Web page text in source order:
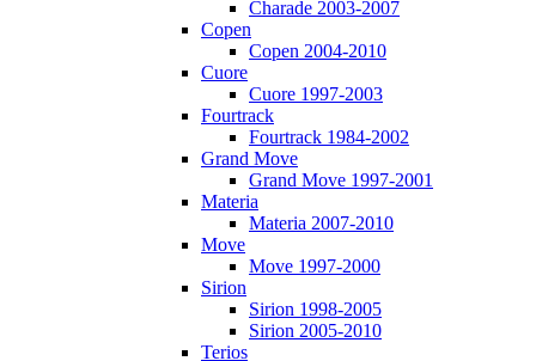
Charade 2003-2007
Copen
Copen 2004-2010
Cuore
Cuore 1997-2003
Fourtrack
Fourtrack 1984-2002
Grand Move
Grand Move 1997-2001
Materia
Materia 2007-2010
Move
Move 1997-2000
Sirion
Sirion 1998-2005
Sirion 2005-2010
Terios